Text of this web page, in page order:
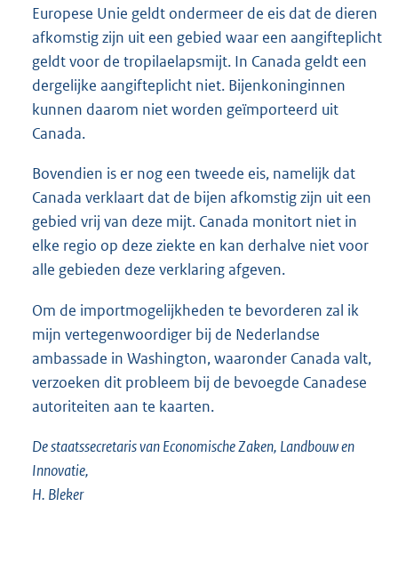
Europese Unie geldt ondermeer de eis dat de dieren
afkomstig zijn uit een gebied waar een aangifteplicht
geldt voor de tropilaelapsmijt. In Canada geldt een
dergelijke aangifteplicht niet. Bijenkoninginnen
kunnen daarom niet worden geïmporteerd uit
Canada.
Bovendien is er nog een tweede eis, namelijk dat
Canada verklaart dat de bijen afkomstig zijn uit een
gebied vrij van deze mijt. Canada monitort niet in
elke regio op deze ziekte en kan derhalve niet voor
alle gebieden deze verklaring afgeven.
Om de importmogelijkheden te bevorderen zal ik
mijn vertegenwoordiger bij de Nederlandse
ambassade in Washington, waaronder Canada valt,
verzoeken dit probleem bij de bevoegde Canadese
autoriteiten aan te kaarten.
De staatssecretaris van Economische Zaken, Landbouw en
Innovatie,
H. Bleker